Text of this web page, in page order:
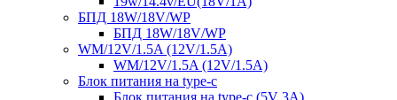
БПД 18W/18V/WP
БПД 18W/18V/WP
WM/12V/1.5A (12V/1.5A)
WM/12V/1.5A (12V/1.5A)
Блок питания на type-c
Блок питания на type-c (5V 3A)